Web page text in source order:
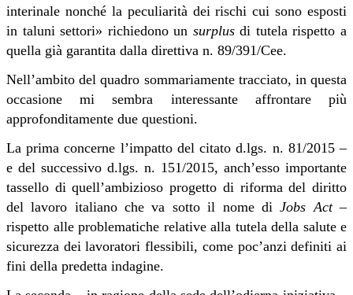
interinale nonché la peculiarità dei rischi cui sono esposti
in taluni settori» richiedono un surplusdi tutela rispetto a
quella già garantita dalla direttiva n. 89/391/Cee.
Nell’ambito del quadro sommariamente tracciato, in questa
occasione mi sembra interessante affrontare più
approfonditamente due questioni.
La prima concerne l’impatto del citato d.lgs. n. 81/2015 –
e del successivo d.lgs. n. 151/2015, anch’esso importante
tassello di quell’ambizioso progetto di riforma del diritto
del lavoro italiano che va sotto il nome diJobs Act–
rispetto alle problematiche relative alla tutela della salute e
sicurezza dei lavoratori flessibili, come poc’anzi definiti ai
fini della predetta indagine.